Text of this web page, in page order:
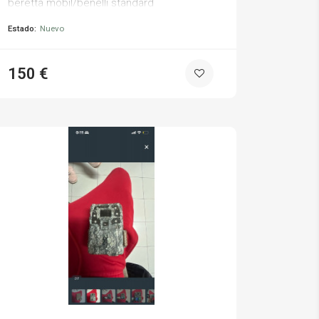
beretta mobil/benelli standard
Estado: Nuevo
150 €